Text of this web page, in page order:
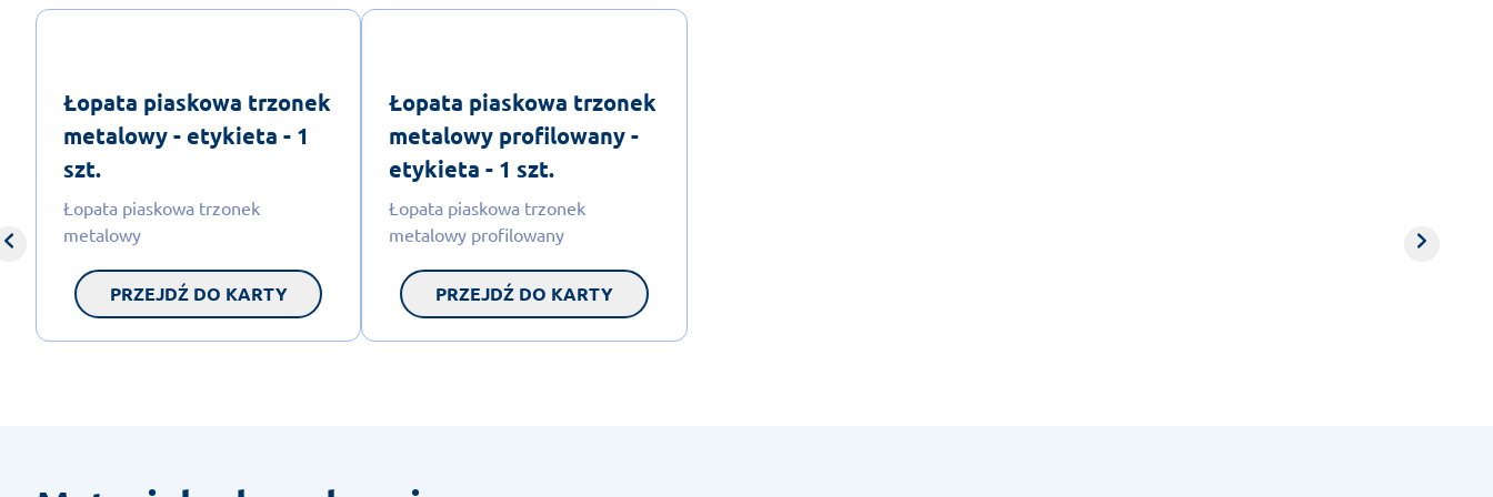
Łopata piaskowa trzonek
metalowy - etykieta - 1
szt.
Łopata piaskowa trzonek
metalowy
PRZEJDŹ DO KARTY
Łopata piaskowa trzonek
metalowy profilowany -
etykieta - 1 szt.
Łopata piaskowa trzonek
metalowy profilowany
PRZEJDŹ DO KARTY